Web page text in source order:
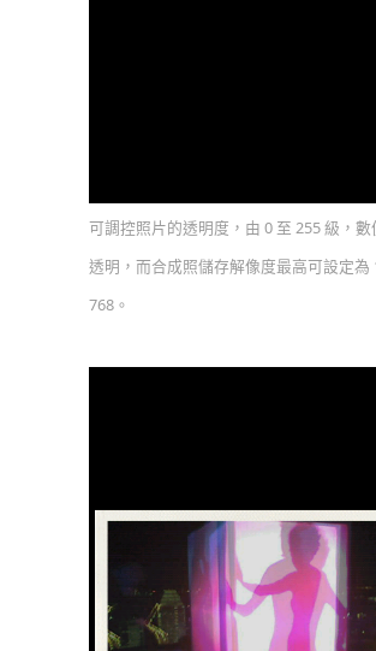
可調控照片的透明度，由 0 至 255 級，
透明，而合成照儲存解像度最高可設定為
768。